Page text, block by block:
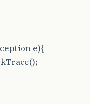
e){